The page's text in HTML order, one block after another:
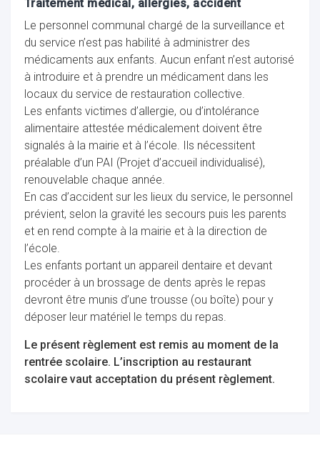
Traitement médical, allergies, accident
Le personnel communal chargé de la surveillance et
du service n’est pas habilité à administrer des
médicaments aux enfants. Aucun enfant n’est autorisé
à introduire et à prendre un médicament dans les
locaux du service de restauration collective.
Les enfants victimes d’allergie, ou d’intolérance
alimentaire attestée médicalement doivent être
signalés à la mairie et à l’école. Ils nécessitent
préalable d’un PAI (Projet d’accueil individualisé),
renouvelable chaque année.
En cas d’accident sur les lieux du service, le personnel
prévient, selon la gravité les secours puis les parents
et en rend compte à la mairie et à la direction de
l’école.
Les enfants portant un appareil dentaire et devant
procéder à un brossage de dents après le repas
devront être munis d’une trousse (ou boîte) pour y
déposer leur matériel le temps du repas.
Le présent règlement est remis au moment de la
rentrée scolaire. L’inscription au restaurant
scolaire vaut acceptation du présent règlement.